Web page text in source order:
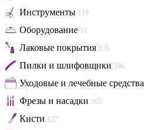
Инструменты 119
Оборудование 51
Лаковые покрытия 335
Пилки и шлифовщики 196
Уходовые и лечебные средства
Фрезы и насадки 365
Кисти 127